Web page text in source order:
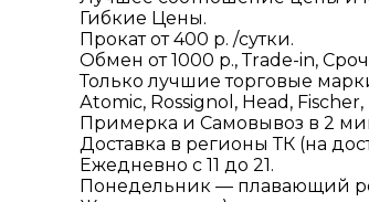
Гибкие Цены.
Прокат от 400 р. /сутки.
Обмен от 1000 р., Тrаdе-in,
Только лучшие торговые
Аtоmiс, Rоssignоl, Неаd,
Примерка и Самовывоз в 2
Доставка в регионы ТК (на
Ежедневно с 11 до 21.
Понедельник — плавающий